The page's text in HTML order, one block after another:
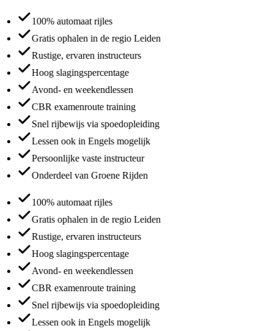
100% automaat rijles
Gratis ophalen in de regio Leiden
Rustige, ervaren instructeurs
Hoog slagingspercentage
Avond- en weekendlessen
CBR examenroute training
Snel rijbewijs via spoedopleiding
Lessen ook in Engels mogelijk
Persoonlijke vaste instructeur
Onderdeel van Groene Rijden
100% automaat rijles
Gratis ophalen in de regio Leiden
Rustige, ervaren instructeurs
Hoog slagingspercentage
Avond- en weekendlessen
CBR examenroute training
Snel rijbewijs via spoedopleiding
Lessen ook in Engels mogelijk